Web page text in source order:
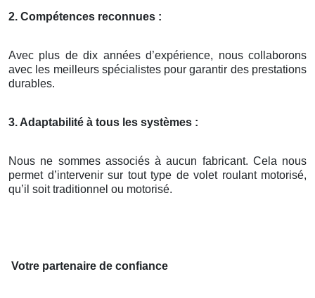
2. Compétences reconnues :
Avec plus de dix années d’expérience, nous collaborons
avec les meilleurs spécialistes pour garantir des prestations
durables.
3. Adaptabilité à tous les systèmes :
Nous ne sommes associés à aucun fabricant. Cela nous
permet d’intervenir sur tout type de volet roulant motorisé,
qu’il soit traditionnel ou motorisé.
Votre partenaire de confiance